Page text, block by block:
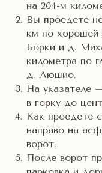
на 204-м
Вы проедете
км по хорошей
Борки и д.
километра по
д. Люшио.
На указателе
в горку до
Как проедете
направо на
ворот.
После ворот